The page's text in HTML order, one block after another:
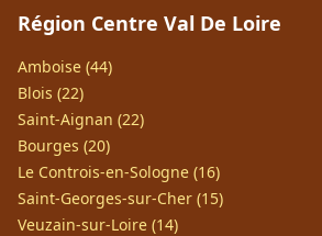
Région Centre Val De Loire
Amboise (44)
Blois (22)
Saint-Aignan (22)
Bourges (20)
Le Controis-en-Sologne (16)
Saint-Georges-sur-Cher (15)
Veuzain-sur-Loire (14)